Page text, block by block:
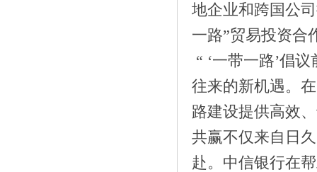
地企业和跨国公
一路”贸易投资合
“ ‘一带一路’倡
往来的新机遇。
路建设提供高效
共赢不仅来自日
赴。中信银行在